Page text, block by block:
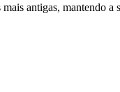
antigas, mantendo